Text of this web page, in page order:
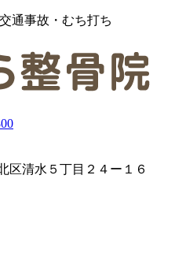
通事故・むち打ち
区清水５丁目２４ー１６